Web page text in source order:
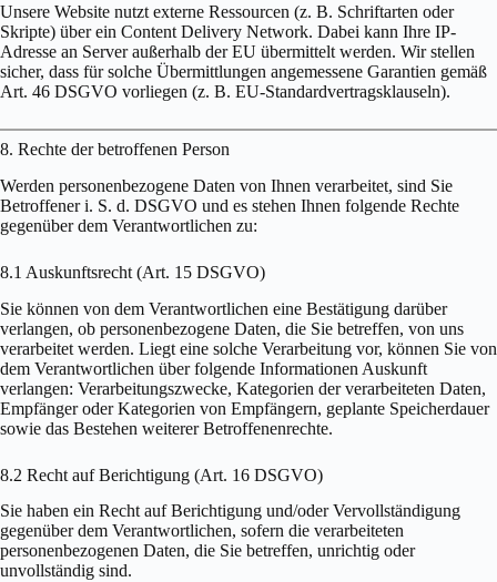
Unsere Website nutzt externe Ressourcen (z. B. Schriftarten oder
Skripte) über ein Content Delivery Network. Dabei kann Ihre IP-
Adresse an Server außerhalb der EU übermittelt werden. Wir stellen
sicher, dass für solche Übermittlungen angemessene Garantien gemäß
Art. 46 DSGVO vorliegen (z. B. EU-Standardvertragsklauseln).
8. Rechte der betroffenen Person
Werden personenbezogene Daten von Ihnen verarbeitet, sind Sie
Betroffener i. S. d. DSGVO und es stehen Ihnen folgende Rechte
gegenüber dem Verantwortlichen zu:
8.1 Auskunftsrecht (Art. 15 DSGVO)
Sie können von dem Verantwortlichen eine Bestätigung darüber
verlangen, ob personenbezogene Daten, die Sie betreffen, von uns
verarbeitet werden. Liegt eine solche Verarbeitung vor, können Sie von
dem Verantwortlichen über folgende Informationen Auskunft
verlangen: Verarbeitungszwecke, Kategorien der verarbeiteten Daten,
Empfänger oder Kategorien von Empfängern, geplante Speicherdauer
sowie das Bestehen weiterer Betroffenenrechte.
8.2 Recht auf Berichtigung (Art. 16 DSGVO)
Sie haben ein Recht auf Berichtigung und/oder Vervollständigung
gegenüber dem Verantwortlichen, sofern die verarbeiteten
personenbezogenen Daten, die Sie betreffen, unrichtig oder
unvollständig sind.